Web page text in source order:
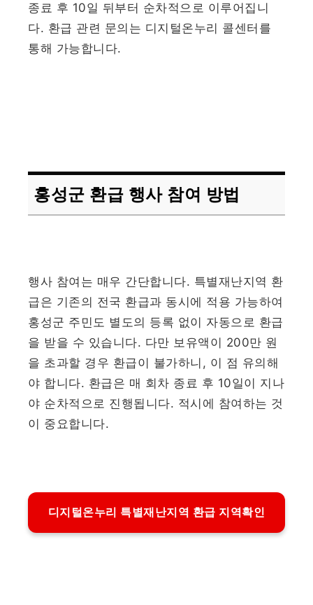
종료 후 10일 뒤부터 순차적으로 이루어집니
다. 환급 관련 문의는 디지털온누리 콜센터를
통해 가능합니다.
홍성군 환급 행사 참여 방법
행사 참여는 매우 간단합니다. 특별재난지역 환
급은 기존의 전국 환급과 동시에 적용 가능하여
홍성군 주민도 별도의 등록 없이 자동으로 환급
을 받을 수 있습니다. 다만 보유액이 200만 원
을 초과할 경우 환급이 불가하니, 이 점 유의해
야 합니다. 환급은 매 회차 종료 후 10일이 지나
야 순차적으로 진행됩니다. 적시에 참여하는 것
이 중요합니다.
디지털온누리 특별재난지역 환급 지역확인